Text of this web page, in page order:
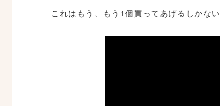
これはもう、もう1個買ってあげるしかな